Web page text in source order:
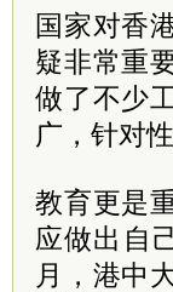
国家对香
疑非常重
做了不少
广，针对
教育更是
应做出自
月，港中